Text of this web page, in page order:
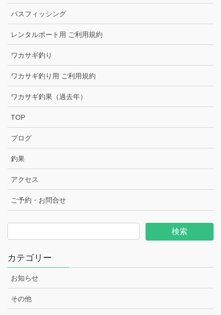
バスフィッシング
レンタルボート用 ご利用規約
ワカサギ釣り
ワカサギ釣り用 ご利用規約
ワカサギ釣果（過去年）
TOP
ブログ
釣果
アクセス
ご予約・お問合せ
カテゴリー
お知らせ
その他